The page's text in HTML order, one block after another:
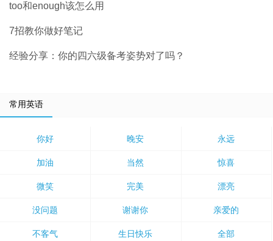
too和enough该怎么用
7招教你做好笔记
经验分享：你的四六级备考姿势对了吗？
常用英语
你好 晚安 永远
加油 当然 惊喜
微笑 完美 漂亮
没问题 谢谢你 亲爱的
不客气 生日快乐 全部